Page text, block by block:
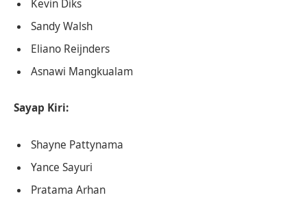
Kevin Diks
Sandy Walsh
Eliano Reijnders
Asnawi Mangkualam
Sayap Kiri:
Shayne Pattynama
Yance Sayuri
Pratama Arhan